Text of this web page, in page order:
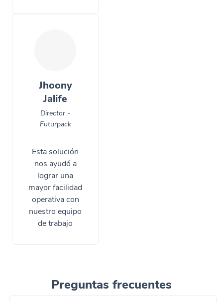
Jhoony
Jalife
Director -
Futurpack
Esta solución
nos ayudó a
lograr una
mayor facilidad
operativa con
nuestro equipo
de trabajo
Preguntas frecuentes